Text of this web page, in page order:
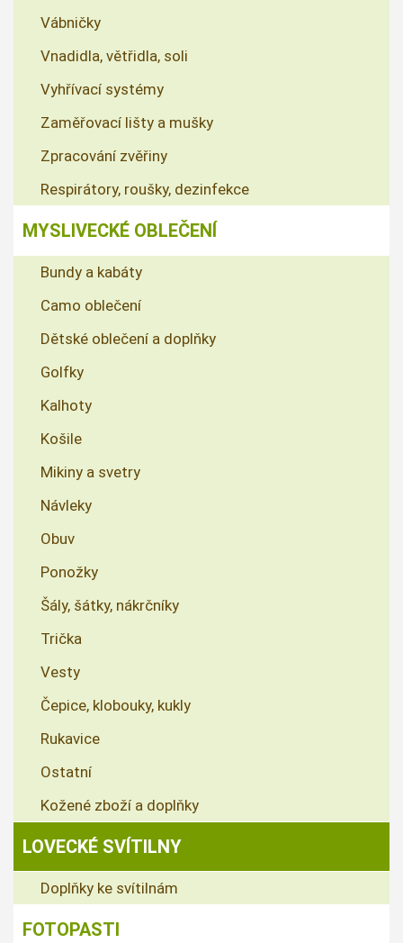
Vábničky
Vnadidla, větřidla, soli
Vyhřívací systémy
Zaměřovací lišty a mušky
Zpracování zvěřiny
Respirátory, roušky, dezinfekce
MYSLIVECKÉ OBLEČENÍ
Bundy a kabáty
Camo oblečení
Dětské oblečení a doplňky
Golfky
Kalhoty
Košile
Mikiny a svetry
Návleky
Obuv
Ponožky
Šály, šátky, nákrčníky
Trička
Vesty
Čepice, klobouky, kukly
Rukavice
Ostatní
Kožené zboží a doplňky
LOVECKÉ SVÍTILNY
Doplňky ke svítilnám
FOTOPASTI